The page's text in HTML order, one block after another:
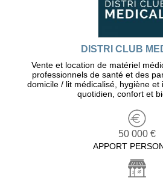
DISTRI CLUB
Vente et location de matériel
professionnels de santé et des
domicile / lit médicalisé, hygiène et
quotidien, confort et
50 000 €
APPORT